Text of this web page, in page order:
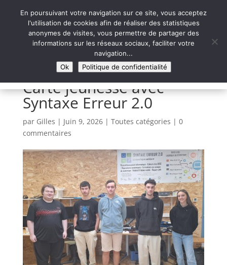
Syntaxe Erreur 2.0
LE NUMÉRIQUE SOLIDAIRE
Carte jeunesse avec
Syntaxe Erreur 2.0
par Gilles | Juin 9, 2026| Toutes catégories | 0
commentaires
En poursuivant votre navigation sur ce site, vous acceptez
l'utilisation de cookies afin de réaliser des statistiques
anonymes de visites, vous permettre de partager des
informations sur les réseaux sociaux, faciliter votre
navigation...
Ok
Politique de confidentialité